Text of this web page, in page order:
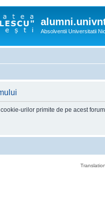
Absolventii Universitatii
urilor primite de pe acest